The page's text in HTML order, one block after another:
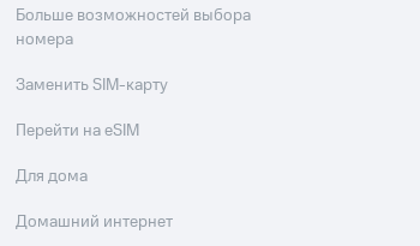
Больше возможностей выбора
номера
Заменить SIM-карту
Перейти на eSIM
Для дома
Домашний интернет